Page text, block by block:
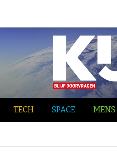
TECH SPACE MENS